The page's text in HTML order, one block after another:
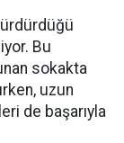
Bu
sokakta
uzun
de başarıyla